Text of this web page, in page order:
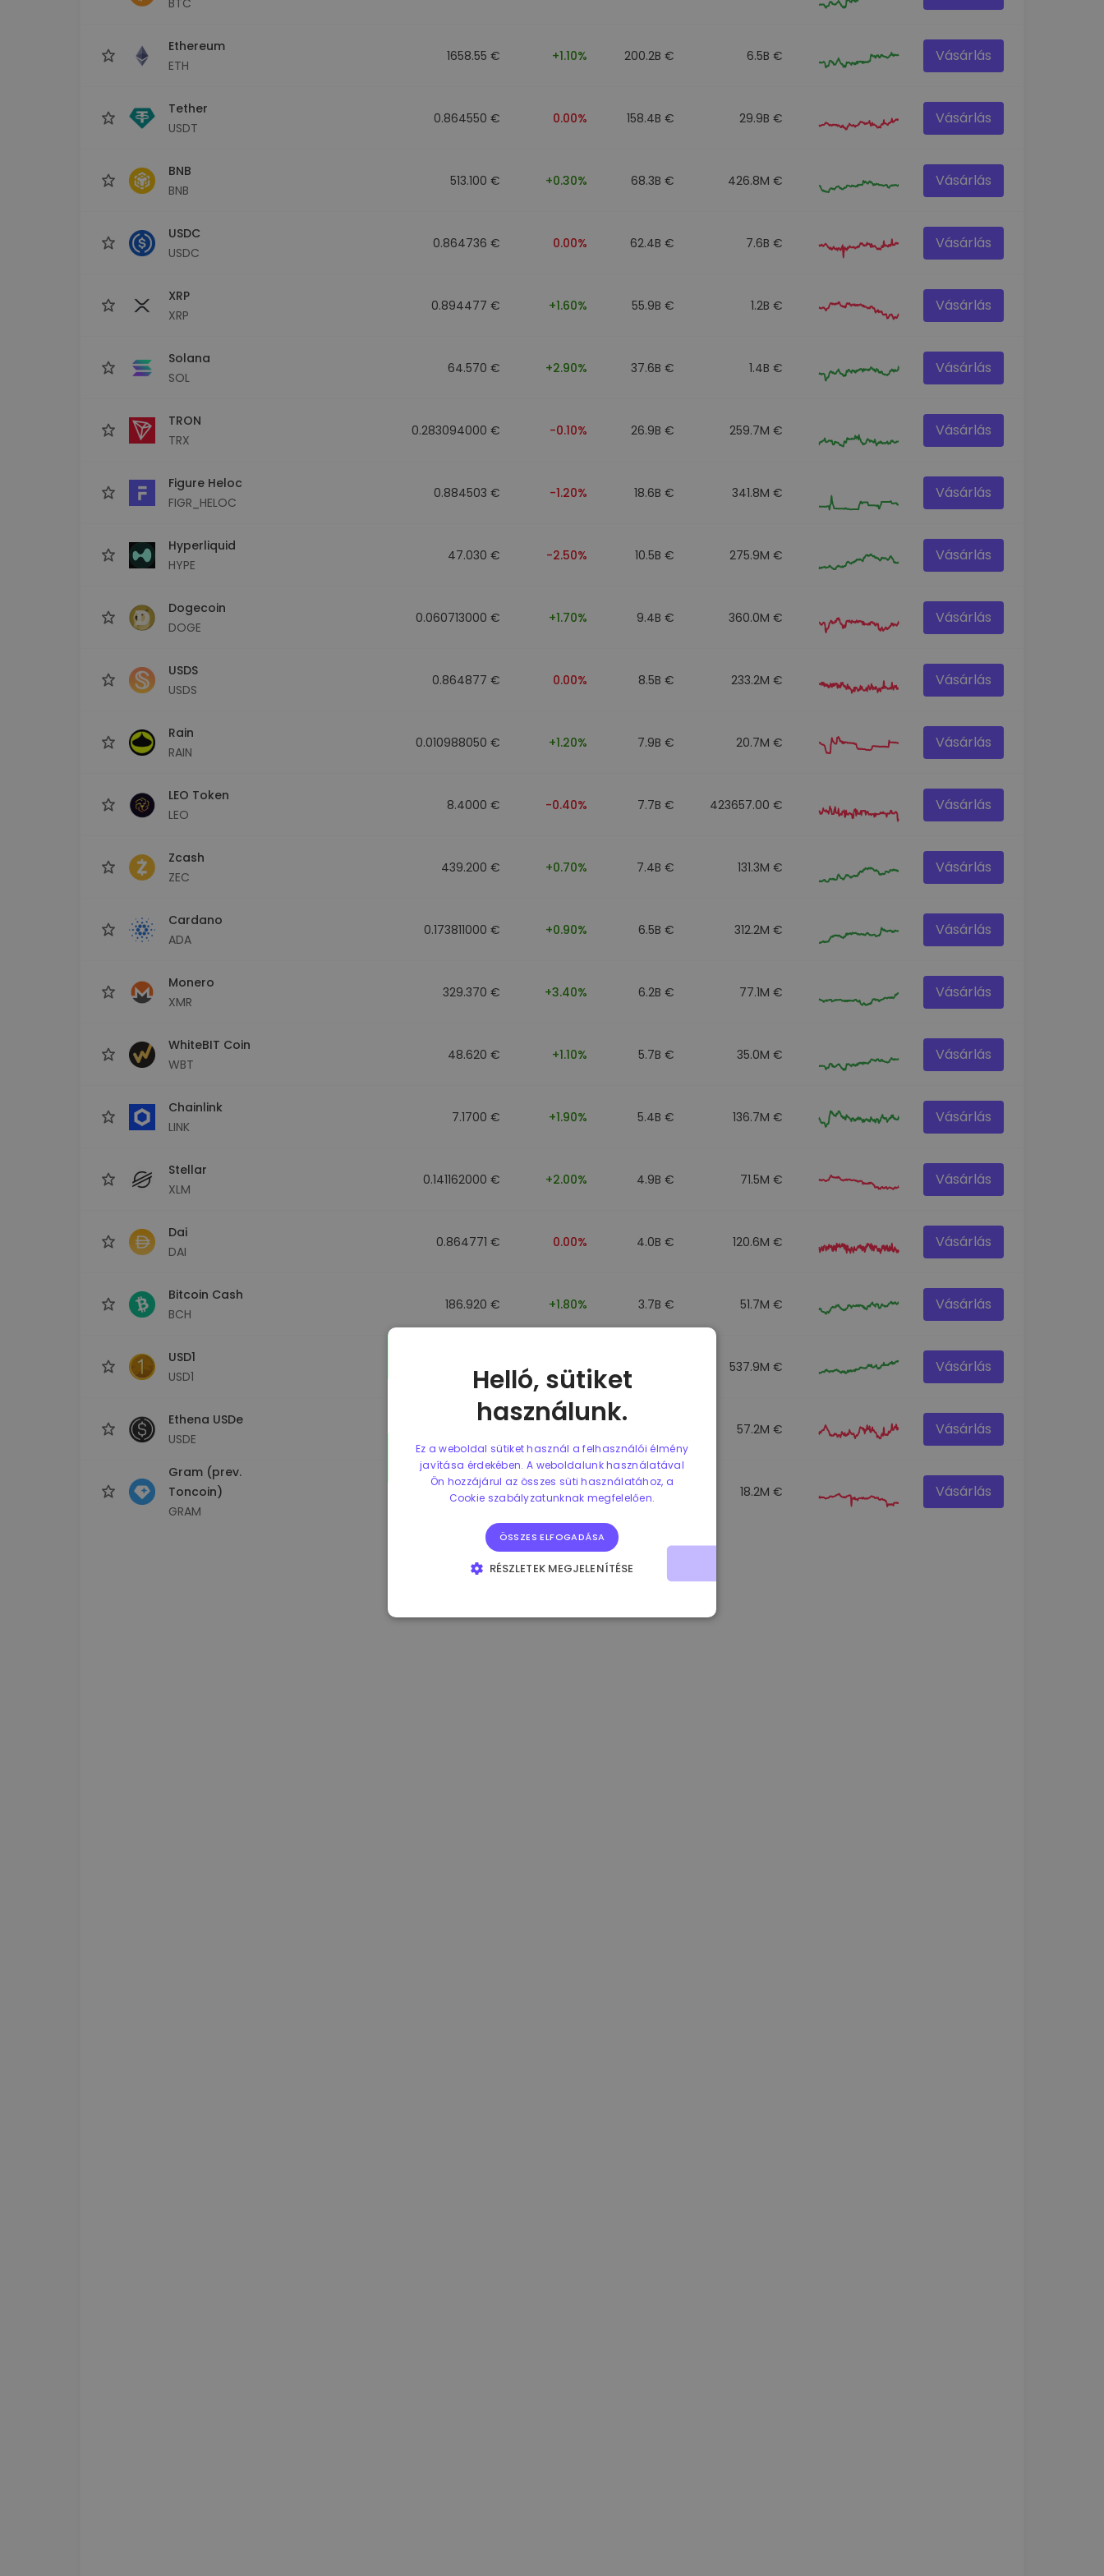
Ethereum
ETH
1658.55 € +1.10% 200.2B € 6.5B € Vásárlás
Tether
USDT
0.864550 € 0.00% 158.4B € 29.9B € Vásárlás
BNB
BNB
513.100 € +0.30% 68.3B € 426.8M € Vásárlás
USDC
USDC
0.864736 € 0.00% 62.4B € 7.6B € Vásárlás
XRP
XRP
0.894477 € +1.60% 55.9B € 1.2B € Vásárlás
Solana
SOL
64.570 € +2.90% 37.6B € 1.4B € Vásárlás
TRON
TRX
0.283094000 € -0.10% 26.9B € 259.7M € Vásárlás
Figure Heloc
FIGR_HELOC
0.884503 € -1.20% 18.6B € 341.8M € Vásárlás
Hyperliquid
HYPE
47.030 € -2.50% 10.5B € 275.9M € Vásárlás
Dogecoin
DOGE
0.060713000 € +1.70% 9.4B € 360.0M € Vásárlás
USDS
USDS
0.864877 € 0.00% 8.5B € 233.2M € Vásárlás
Rain
RAIN
0.010988050 € +1.20% 7.9B € 20.7M € Vásárlás
LEO Token
LEO
8.4000 € -0.40% 7.7B € 423657.00 € Vásárlás
Zcash
ZEC
439.200 € +0.70% 7.4B € 131.3M € Vásárlás
Cardano
ADA
0.173811000 € +0.90% 6.5B € 312.2M € Vásárlás
Monero
XMR
329.370 € +3.40% 6.2B € 77.1M € Vásárlás
WhiteBIT Coin
WBT
48.620 € +1.10% 5.7B € 35.0M € Vásárlás
Chainlink
LINK
7.1700 € +1.90% 5.4B € 136.7M € Vásárlás
Stellar
XLM
0.141162000 € +2.00% 4.9B € 71.5M € Vásárlás
Dai
DAI
0.864771 € 0.00% 4.0B € 120.6M € Vásárlás
Bitcoin Cash
BCH
186.920 € +1.80% 3.7B € 51.7M € Vásárlás
USD1
USD1
0.00% 537.9M € Vásárlás
Ethena USDe
USDE
57.2M € Vásárlás
Gram (prev.
Toncoin)
GRAM
1.170000 € +2.60% 3.2B € 18.2M € Vásárlás
Helló, sütiket
használunk.
Ez a weboldal sütiket használ a felhasználói élmény
javítása érdekében. A weboldalunk használatával
Ön hozzájárul az összes süti használatához, a
Cookie szabályzatunknak megfelelően.
ÖSSZES ELFOGADÁSA
RÉSZLETEK MEGJELENÍTÉSE